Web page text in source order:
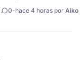
0-hace 4 horas por Aiko